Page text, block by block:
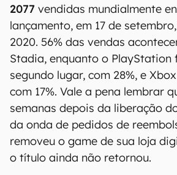
2077 vendidas mundialmente
lançamento, em 17 de
2020. 56% das vendas
Stadia, enquanto o PlayStation
segundo lugar, com 28%, e
com 17%. Vale a pena lembrar
semanas depois da liberação
da onda de pedidos de
removeu o game de sua loja
o título ainda não retornou.